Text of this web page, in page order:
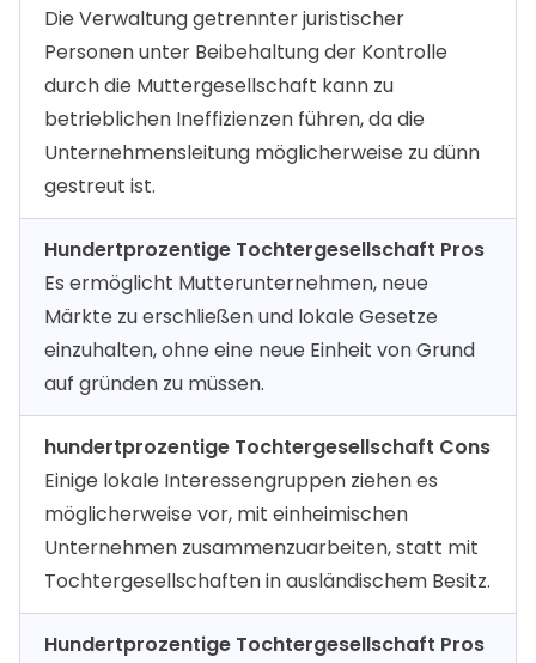
Die Verwaltung getrennter juristischer
Personen unter Beibehaltung der Kontrolle
durch die Muttergesellschaft kann zu
betrieblichen Ineffizienzen führen, da die
Unternehmensleitung möglicherweise zu dünn
gestreut ist.
Hundertprozentige Tochtergesellschaft Pros
Es ermöglicht Mutterunternehmen, neue
Märkte zu erschließen und lokale Gesetze
einzuhalten, ohne eine neue Einheit von Grund
auf gründen zu müssen.
hundertprozentige Tochtergesellschaft Cons
Einige lokale Interessengruppen ziehen es
möglicherweise vor, mit einheimischen
Unternehmen zusammenzuarbeiten, statt mit
Tochtergesellschaften in ausländischem Besitz.
Hundertprozentige Tochtergesellschaft Pros